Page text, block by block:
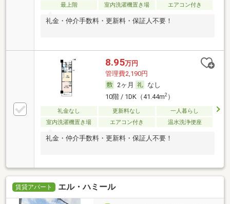
最上階
室内洗濯機置き場 エアコン付き
礼金・仲介手数料・更新料・保証人不要！
8.95万円
管理費2,190円
2ヶ月
なし
10階 / 1DK（41.44m2）
礼金なし 更新料なし
一人暮らし
室内洗濯機置き場
エアコン付き 温水洗浄便座
礼金・仲介手数料・更新料・保証人不要！
賃貸アパート エル・ハミール